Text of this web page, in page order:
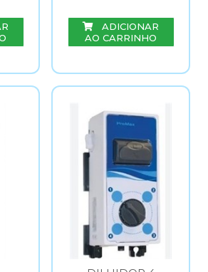
ADICIONAR
AO CARRINHO